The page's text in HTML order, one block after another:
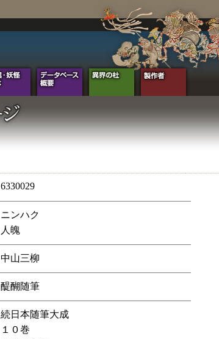
6330029
ニンハク
人魄
中山三柳
醍醐随筆
続日本随筆大成
１０巻